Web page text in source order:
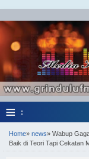
≡ :
Home» news» Wabup
Baik di Teori Tapi Cekatan